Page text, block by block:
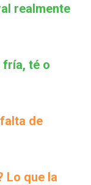
realmente
fría, té o
de
Lo que la